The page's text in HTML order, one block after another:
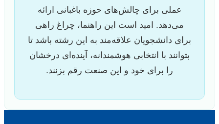
عملی برای چالش‌های حوزه باغبانی ارائه
می‌دهد. امید است این راهنما، چراغ راهی
برای دانشجویان علاقه‌مند به این رشته باشد تا
بتوانند با انتخابی هوشمندانه، آینده‌ای درخشان
را برای خود و این صنعت رقم بزنند.